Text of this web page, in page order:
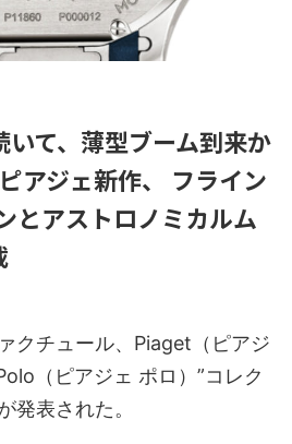
いて、薄型ブーム到来か
アジェ新作、 フライン
とアストロノミカルム
クチュール、Piaget（ピアジ
（ピアジェ ポロ）”コレク
発表された。